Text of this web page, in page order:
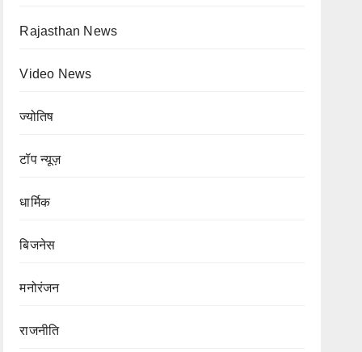
Rajasthan News
Video News
ज्योतिष
टॉप न्यूज़
धार्मिक
बिजनेस
मनोरंजन
राजनीति